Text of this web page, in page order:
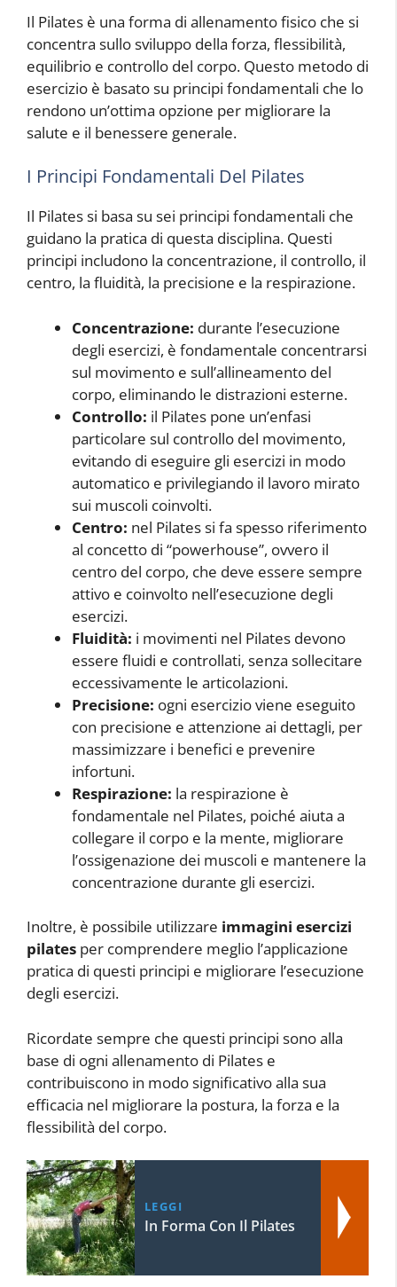
Il Pilates è una forma di allenamento fisico che si
concentra sullo sviluppo della forza, flessibilità,
equilibrio e controllo del corpo. Questo metodo di
esercizio è basato su principi fondamentali che lo
rendono un’ottima opzione per migliorare la
salute e il benessere generale.
I Principi Fondamentali Del Pilates
Il Pilates si basa su sei principi fondamentali che
guidano la pratica di questa disciplina. Questi
principi includono la concentrazione, il controllo, il
centro, la fluidità, la precisione e la respirazione.
Concentrazione: durante l’esecuzione
degli esercizi, è fondamentale concentrarsi
sul movimento e sull’allineamento del
corpo, eliminando le distrazioni esterne.
Controllo: il Pilates pone un’enfasi
particolare sul controllo del movimento,
evitando di eseguire gli esercizi in modo
automatico e privilegiando il lavoro mirato
sui muscoli coinvolti.
Centro: nel Pilates si fa spesso riferimento
al concetto di “powerhouse”, ovvero il
centro del corpo, che deve essere sempre
attivo e coinvolto nell’esecuzione degli
esercizi.
Fluidità: i movimenti nel Pilates devono
essere fluidi e controllati, senza sollecitare
eccessivamente le articolazioni.
Precisione: ogni esercizio viene eseguito
con precisione e attenzione ai dettagli, per
massimizzare i benefici e prevenire
infortuni.
Respirazione: la respirazione è
fondamentale nel Pilates, poiché aiuta a
collegare il corpo e la mente, migliorare
l’ossigenazione dei muscoli e mantenere la
concentrazione durante gli esercizi.
Inoltre, è possibile utilizzare immagini esercizi
pilates per comprendere meglio l’applicazione
pratica di questi principi e migliorare l’esecuzione
degli esercizi.
Ricordate sempre che questi principi sono alla
base di ogni allenamento di Pilates e
contribuiscono in modo significativo alla sua
efficacia nel migliorare la postura, la forza e la
flessibilità del corpo.
LEGGI
In Forma Con Il Pilates